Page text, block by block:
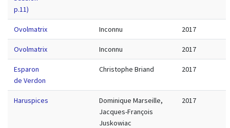
p.11)
Ovolmatrix Inconnu 2017
Ovolmatrix Inconnu 2017
Esparon
de Verdon
Christophe Briand 2017
Haruspices
Dominique Marseille,
Jacques-François
Juskowiac
2017